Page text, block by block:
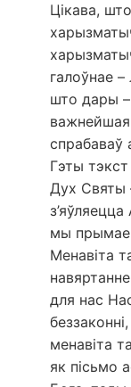
Цікава,
галоўнае
што дары
спрабаваў
Гэты
Дух Святы
мы
Менавіта
для нас
менавіта
як пісьмо